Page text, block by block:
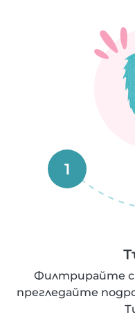
1
Филтрирайте
прегледайте